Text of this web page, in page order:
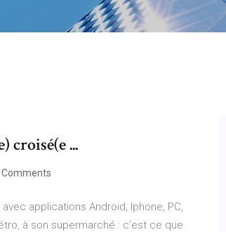
...
Comments
applications Android, Iphone, PC,
à son supermarché : c’est ce que